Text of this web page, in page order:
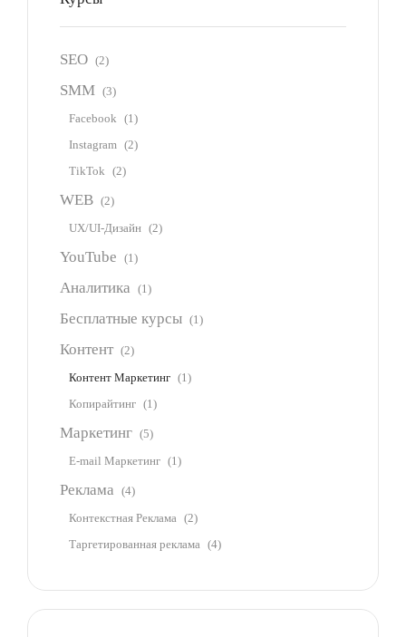
SEO (2)
SMM (3)
Facebook (1)
Instagram (2)
TikTok (2)
WEB (2)
UX/UI-Дизайн (2)
YouTube (1)
Аналитика (1)
Бесплатные курсы (1)
Контент (2)
Контент Маркетинг (1)
Копирайтинг (1)
Маркетинг (5)
E-mail Маркетинг (1)
Реклама (4)
Контекстная Реклама (2)
Таргетированная реклама (4)